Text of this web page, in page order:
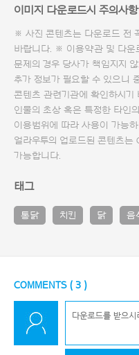
이미지 다운로드시 주의사항
※ 사진 콘텐츠는 다운로드 전
바랍니다. ※ 이용약관 및 다운
문제의 경우 당사가 책임지지
추가 정보가 필요할 수 있으니
콘텐츠 관련기관에 확인하시
인물의 초상 혹은 특정한 타인
이용범위에 따라 사용이 가능
얼라우투의 업로드된 콘텐츠는
가능합니다.
태그
통닭 치킨 닭 음
COMMENTS ( 3 )